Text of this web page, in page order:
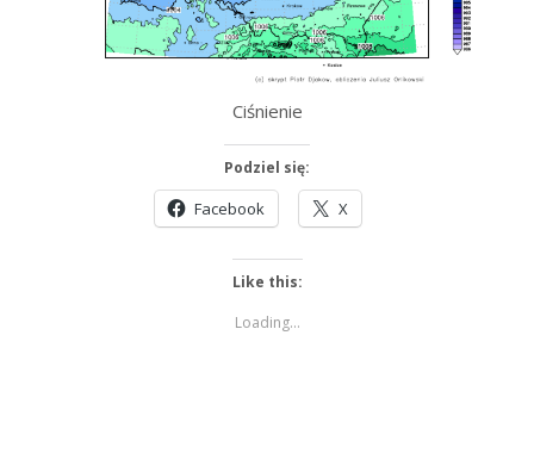
Ciśnienie
Podziel się:
Facebook X
Like this:
Loading...